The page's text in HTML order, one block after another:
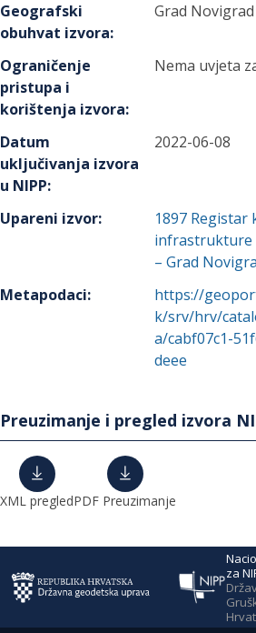
Geografski
obuhvat izvora:
Grad Novigrad
Ograničenje
pristupa i
korištenja izvora:
Nema uvjeta
Datum
uključivanja izvora
u NIPP:
2022-06-08
Upareni izvor: 1897 Registar
infrastrukture
– Grad
Metapodaci:
https://
k/srv/hrv/
a/cabf07c1-
deee
Preuzimanje i pregled izvora
XML pregledPDF Preuzimanje
za